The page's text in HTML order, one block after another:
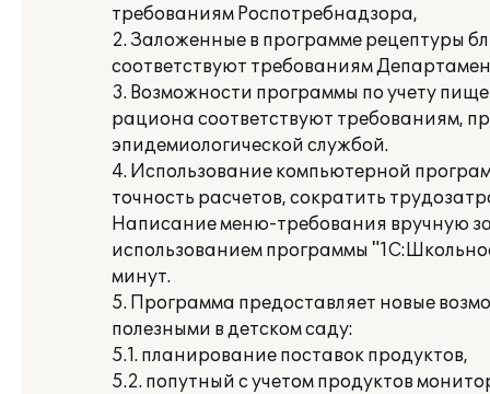
требованиям Роспотребнадзора,
2. Заложенные в программе рецептуры
соответствуют требованиям
3. Возможности программы по учету
рациона соответствуют требованиям,
эпидемиологической службой.
4. Использование компьютерной
точность расчетов, сократить
Написание меню-требования вручную
использованием программы
минут.
5. Программа предоставляет новые
полезными в детском саду:
5.1. планирование поставок продуктов,
5.2. попутный с учетом продуктов